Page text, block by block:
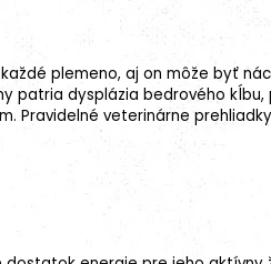
plemeno, aj on môže byť
patria dysplázia bedrového kĺbu,
Pravidelné veterinárne